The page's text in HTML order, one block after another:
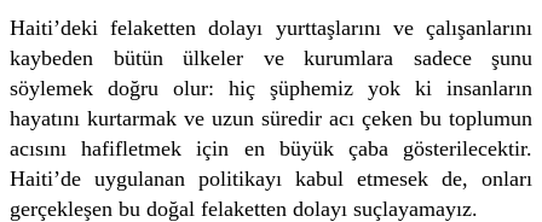
Haiti’deki felaketten dolayı yurttaşlarını ve çalışanlarını
kaybeden bütün ülkeler ve kurumlara sadece şunu
söylemek doğru olur: hiç şüphemiz yok ki insanların
hayatını kurtarmak ve uzun süredir acı çeken bu toplumun
acısını hafifletmek için en büyük çaba gösterilecektir.
Haiti’de uygulanan politikayı kabul etmesek de, onları
gerçekleşen bu doğal felaketten dolayı suçlayamayız.